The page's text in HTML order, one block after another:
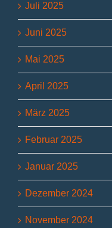
Juli 2025
Juni 2025
Mai 2025
April 2025
März 2025
Februar 2025
Januar 2025
Dezember 2024
November 2024